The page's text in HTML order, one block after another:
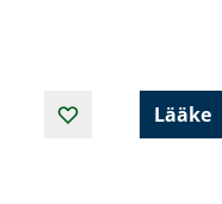
Lääke